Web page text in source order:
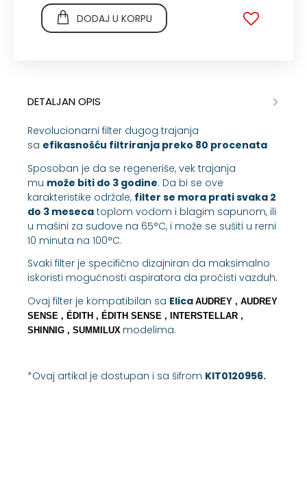
DODAJ U KORPU
DETALJAN OPIS
Revolucionarni filter dugog trajanja
sa efikasnošću filtriranja preko 80 procenata
Sposoban je da se regeneriše, vek trajanja
mu može biti do 3 godine. Da bi se ove
karakteristike održale, filter se mora prati svaka 2
do 3 meseca toplom vodom i blagim sapunom, ili
u mašini za sudove na 65°C, i može se sušiti u rerni
10 minuta na 100°C.
Svaki filter je specifično dizajniran da maksimalno
iskoristi mogućnosti aspiratora da pročisti vazduh.
Ovaj filter je kompatibilan sa Elica AUDREY , AUDREY
SENSE , ÉDITH , ÉDITH SENSE , INTERSTELLAR ,
SHINNIG , SUMMILUX modelima.
*Ovaj artikal je dostupan i sa šifrom KIT0120956.